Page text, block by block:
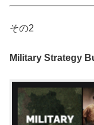
その2
Military Strategy